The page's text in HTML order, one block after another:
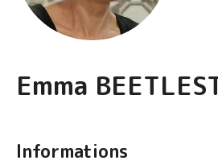
Emma
Informations